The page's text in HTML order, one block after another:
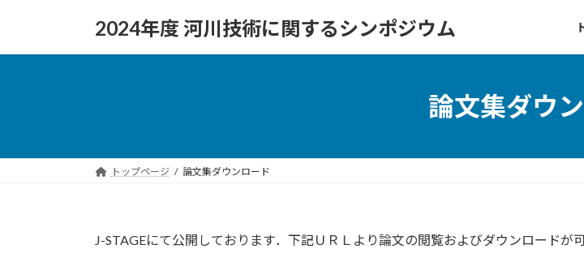
2024年度 河川技術に関するシンポジウム
論文集ダウ
トップページ 論文集ダウンロード
J-STAGEにて公開しております．下記ＵＲＬより論文の閲覧およびダウンロードが可